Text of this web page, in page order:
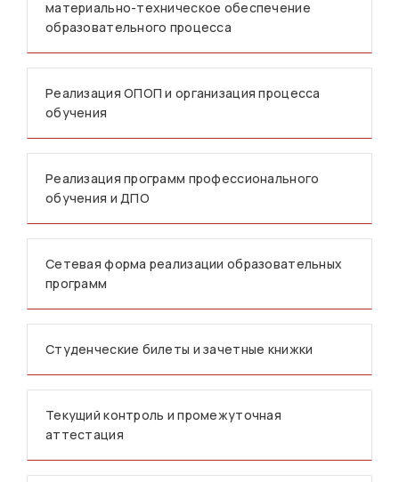
материально-техническое обеспечение
образовательного процесса
Реализация ОПОП и организация процесса
обучения
Реализация программ профессионального
обучения и ДПО
Сетевая форма реализации образовательных
программ
Студенческие билеты и зачетные книжки
Текущий контроль и промежуточная
аттестация